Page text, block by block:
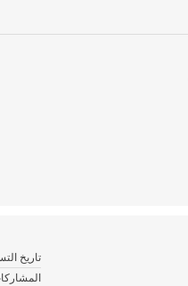
تاريخ